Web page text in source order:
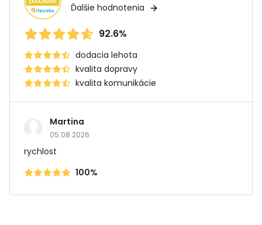
Ďalšie hodnotenia
92.6%
dodacia lehota
kvalita dopravy
kvalita komunikácie
Martina
05.08.2026
rychlost
100%